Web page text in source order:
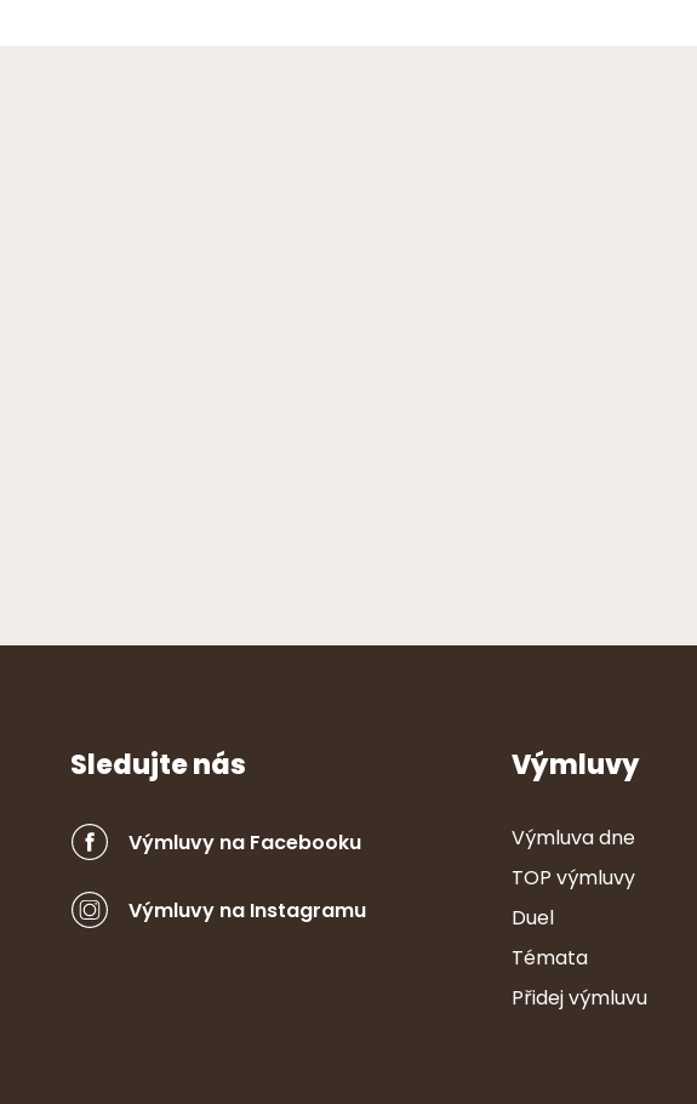
Sledujte nás
Výmluvy na Facebooku
Výmluvy na Instagramu
Výmluvy
Výmluva dne
TOP výmluvy
Duel
Témata
Přidej výmluvu